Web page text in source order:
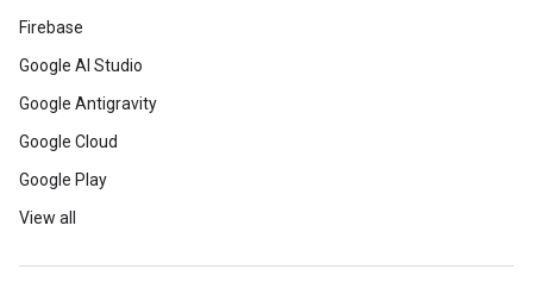
Firebase
Google AI Studio
Google Antigravity
Google Cloud
Google Play
View all